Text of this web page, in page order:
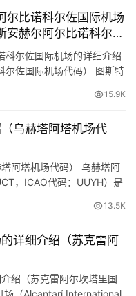
尔比诺科尔佐国际机场
赫尔阿尔比诺科尔佐
科尔佐国际机场的详细介绍
尔佐国际机场代码） 图斯特
ICAO代码：MMTG）是位
15.9K
乌赫塔阿塔机场代
阿塔机场代码） 乌赫塔阿
，ICAO代码：UUYH）是
乌赫塔阿塔机场位于俄罗斯
…
13.5K
详细介绍（苏克雷阿
绍（苏克雷阿尔坎塔里国
场（Alcantarí International